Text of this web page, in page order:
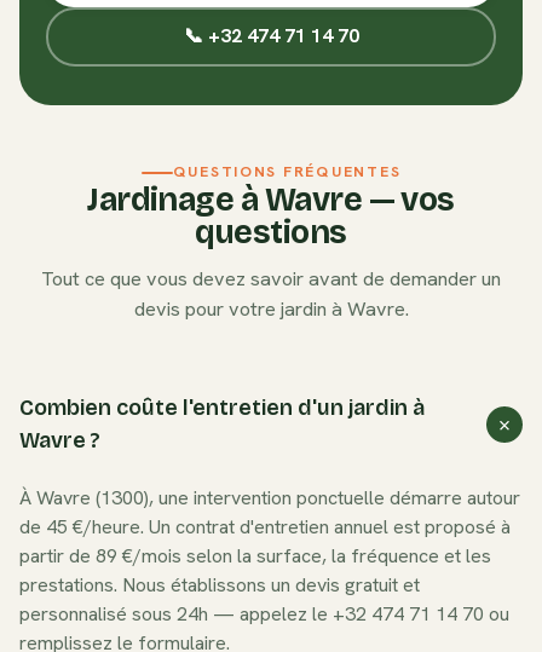
📞 +32 474 71 14 70
QUESTIONS FRÉQUENTES
Jardinage àWavre — vos
questions
Tout ce que vous devez savoir avant de demander un
devis pour votre jardin à Wavre.
Combien coûte l'entretien d'un jardin à
Wavre ?
À Wavre (1300), une intervention ponctuelle démarre autour
de 45 €/heure. Un contrat d'entretien annuel est proposé à
partir de 89 €/mois selon la surface, la fréquence et les
prestations. Nous établissons un devis gratuit et
personnalisé sous 24h — appelez le +32 474 71 14 70 ou
remplissez le formulaire.